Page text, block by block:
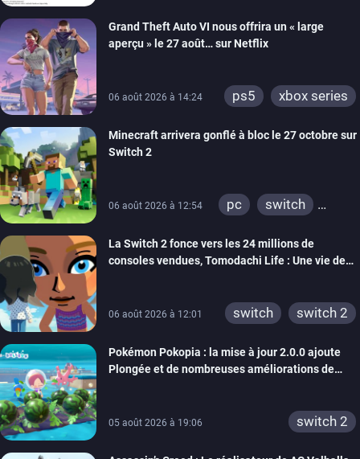
Grand Theft Auto VI nous offrira un « large
aperçu » le 27 août… sur Netflix
06 août 2026 à 14:24 ps5 xbox series
Minecraft arrivera gonflé à bloc le 27 octobre sur
Switch 2
06 août 2026 à 12:54 pc
switch
xbox one
wiiu
3ds
ps3
switch 2
La Switch 2 fonce vers les 24 millions de
consoles vendues, Tomodachi Life : Une vie de
06 août 2026 à 12:01 switch switch 2
Pokémon Pokopia : la mise à jour 2.0.0 ajoute
Plongée et de nombreuses améliorations de
05 août 2026 à 19:06 switch 2